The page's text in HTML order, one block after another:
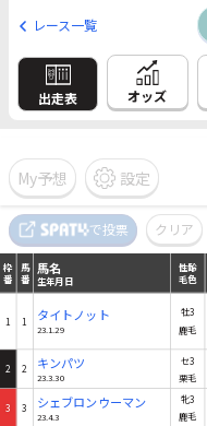
レース一覧
出走表 オッズ
で投票 クリア
My予想 設定
枠
番
馬
番
馬名
性齢
毛色
枠
番
馬
番
馬名
生年月日
性齢
毛色
1 1 タイトノット
23.1.29
牡3
鹿毛
2 2 キンパツ
23.3.30
セ3
栗毛
3 3 シェブロンウーマン
23.4.3
牝3
鹿毛